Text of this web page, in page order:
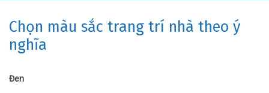
Chọn màu sắc trang trí nhà theo ý
nghĩa
Đen